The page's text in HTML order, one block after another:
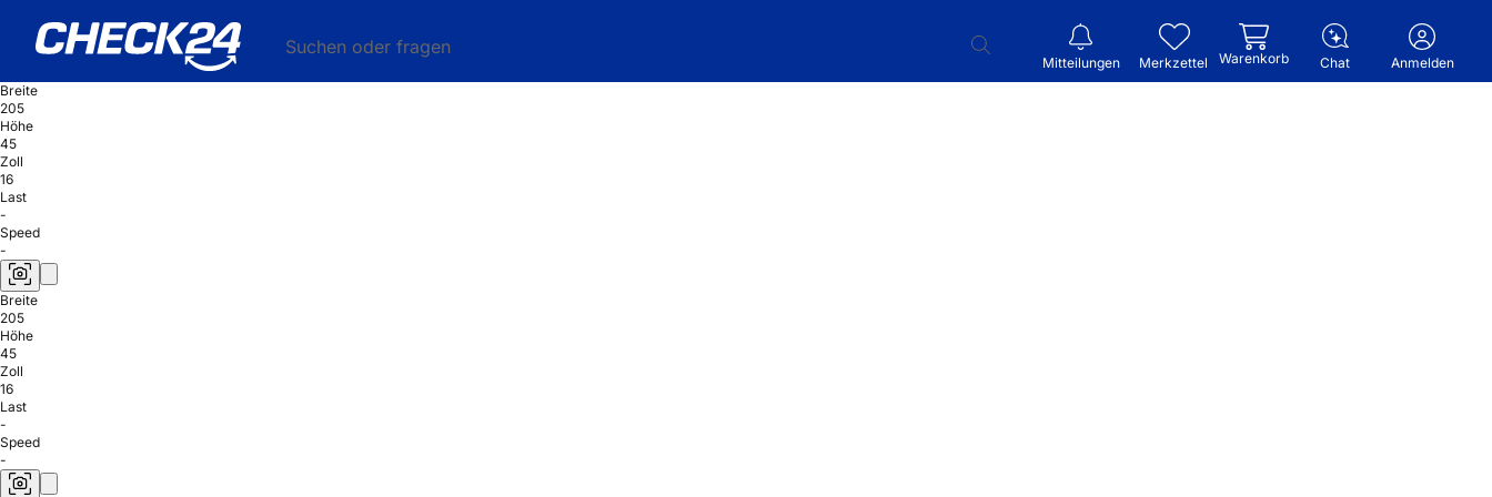
Suchen oder fragen
Mitteilungen Merkzettel Warenkorb Chat
Anmelden
Breite
205
Höhe
45
Zoll
16
Last
-
Speed
-
Breite
205
Höhe
45
Zoll
16
Last
-
Speed
-